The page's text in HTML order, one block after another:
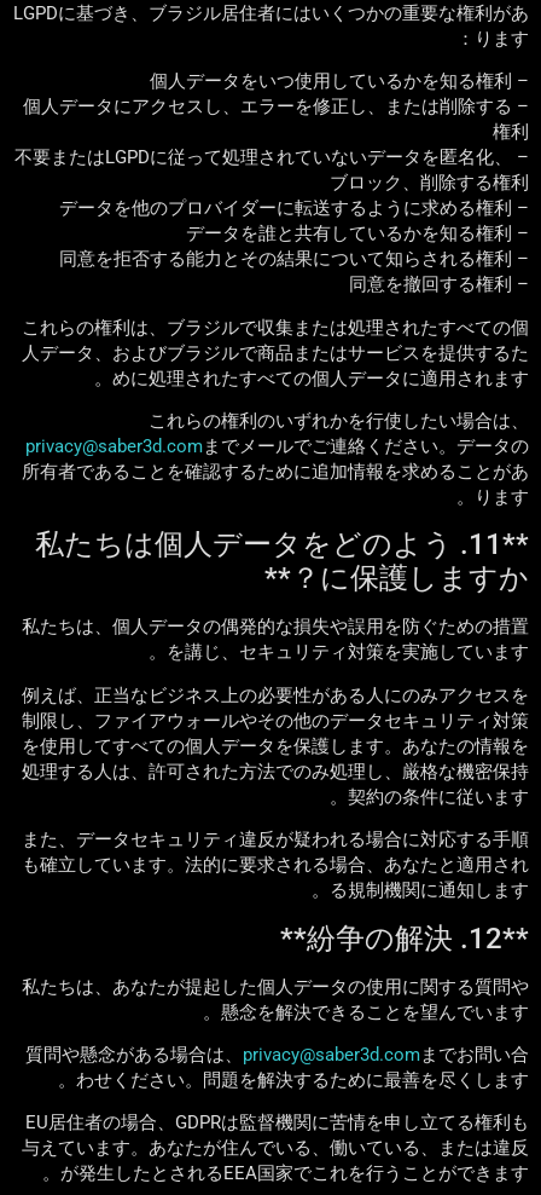
LGPDに基づき、ブラジル居住者にはいくつかの重要な権利があ
ります：
– 個人データをいつ使用しているかを知る権利
– 個人データにアクセスし、エラーを修正し、または削除する
権利
– 不要またはLGPDに従って処理されていないデータを匿名化、
ブロック、削除する権利
– データを他のプロバイダーに転送するように求める権利
– データを誰と共有しているかを知る権利
– 同意を拒否する能力とその結果について知らされる権利
– 同意を撤回する権利
これらの権利は、ブラジルで収集または処理されたすべての個
人データ、およびブラジルで商品またはサービスを提供するた
めに処理されたすべての個人データに適用されます。
これらの権利のいずれかを行使したい場合は、
privacy@saber3d.comまでメールでご連絡ください。データの
所有者であることを確認するために追加情報を求めることがあ
ります。
**11. 私たちは個人データをどのよう
に保護しますか？**
私たちは、個人データの偶発的な損失や誤用を防ぐための措置
を講じ、セキュリティ対策を実施しています。
例えば、正当なビジネス上の必要性がある人にのみアクセスを
制限し、ファイアウォールやその他のデータセキュリティ対策
を使用してすべての個人データを保護します。あなたの情報を
処理する人は、許可された方法でのみ処理し、厳格な機密保持
契約の条件に従います。
また、データセキュリティ違反が疑われる場合に対応する手順
も確立しています。法的に要求される場合、あなたと適用され
る規制機関に通知します。
**12. 紛争の解決**
私たちは、あなたが提起した個人データの使用に関する質問や
懸念を解決できることを望んでいます。
質問や懸念がある場合は、 privacy@saber3d.comまでお問い合
わせください。問題を解決するために最善を尽くします。
EU居住者の場合、GDPRは監督機関に苦情を申し立てる権利も
与えています。あなたが住んでいる、働いている、または違反
が発生したとされるEEA国家でこれを行うことができます。